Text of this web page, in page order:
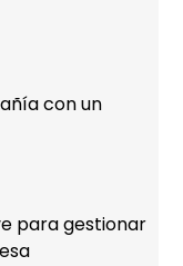
con un
para gestionar